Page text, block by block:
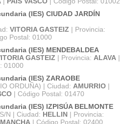
(IES) CIUDAD JARDÍN
VITORIA GASTEIZ | Provincia:
Postal: 01000
(IES) MENDEBALDEA
GASTEIZ | Provincia: ALAVA |
01000
(IES) ZARAOBE
ORDUÑA) | Ciudad: AMURRIO |
| Código Postal: 01470
(IES) IZPISÚA BELMONTE
N | Ciudad: HELLIN | Provincia:
| Código Postal: 02400